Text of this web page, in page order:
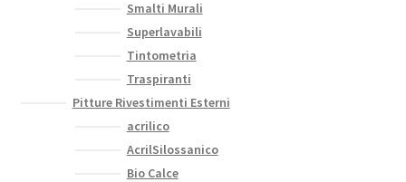
Smalti Murali
Superlavabili
Tintometria
Traspiranti
Pitture Rivestimenti Esterni
acrilico
AcrilSilossanico
Bio Calce